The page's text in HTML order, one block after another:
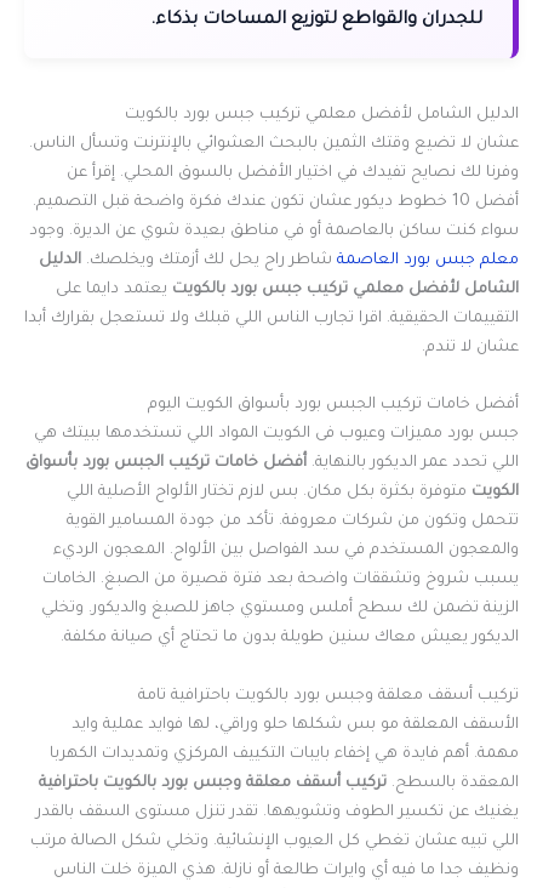
للجدران والقواطع لتوزيع المساحات بذكاء.
الدليل الشامل لأفضل معلمي تركيب جبس بورد بالكويت
عشان لا تضيع وقتك الثمين بالبحث العشوائي بالإنترنت وتسأل الناس.
وفرنا لك نصايح تفيدك في اختيار الأفضل بالسوق المحلي. إقرأ عن
أفضل 10 خطوط ديكور عشان تكون عندك فكرة واضحة قبل التصميم.
سواء كنت ساكن بالعاصمة أو في مناطق بعيدة شوي عن الديرة. وجود
معلم جبس بورد العاصمة شاطر راح يحل لك أزمتك ويخلصك. الدليل
الشامل لأفضل معلمي تركيب جبس بورد بالكويت يعتمد دايما على
التقييمات الحقيقية. اقرا تجارب الناس اللي قبلك ولا تستعجل بقرارك أبدا
عشان لا تندم.
أفضل خامات تركيب الجبس بورد بأسواق الكويت اليوم
جبس بورد مميزات وعيوب فى الكويت المواد اللي تستخدمها ببيتك هي
اللي تحدد عمر الديكور بالنهاية. أفضل خامات تركيب الجبس بورد بأسواق
الكويت متوفرة بكثرة بكل مكان. بس لازم تختار الألواح الأصلية اللي
تتحمل وتكون من شركات معروفة. تأكد من جودة المسامير القوية
والمعجون المستخدم في سد الفواصل بين الألواح. المعجون الرديء
يسبب شروخ وتشققات واضحة بعد فترة قصيرة من الصبغ. الخامات
الزينة تضمن لك سطح أملس ومستوي جاهز للصبغ والديكور. وتخلي
الديكور يعيش معاك سنين طويلة بدون ما تحتاج أي صيانة مكلفة.
تركيب أسقف معلقة وجبس بورد بالكويت باحترافية تامة
الأسقف المعلقة مو بس شكلها حلو وراقي، لها فوايد عملية وايد
مهمة. أهم فايدة هي إخفاء بايبات التكييف المركزي وتمديدات الكهربا
المعقدة بالسطح. تركيب أسقف معلقة وجبس بورد بالكويت باحترافية
يغنيك عن تكسير الطوف وتشويهها. تقدر تنزل مستوى السقف بالقدر
اللي تبيه عشان تغطي كل العيوب الإنشائية. وتخلي شكل الصالة مرتب
ونظيف جدا ما فيه أي وايرات طالعة أو نازلة. هذي الميزة خلت الناس